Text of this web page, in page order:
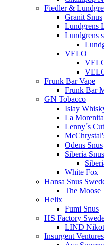
Fiedler &
Granit Snus
Lundgrens
Lundgrens
VELO
Frunk Bar Vape
Frunk Bar
GN Tobacco
Islay
La Morenita
Lenny´s
Odens Snus
Siberia Snus
White Fox
Hansa Snus
The Moose
Helix
Fumi Snus
HS Factory
LIND
Insurgent